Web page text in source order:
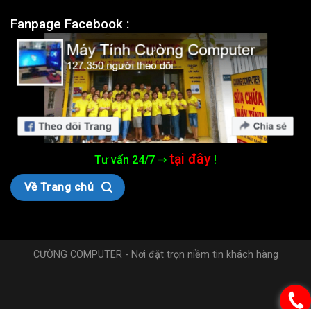
Fanpage Facebook :
Tư vấn 24/7 ⇒ tại đây !
Về Trang chủ
CƯỜNG COMPUTER - Nơi đặt trọn niềm tin khách hàng